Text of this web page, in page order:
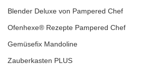
Blender Deluxe von Pampered Chef
Ofenhexe® Rezepte Pampered Chef
Gemüsefix Mandoline
Zauberkasten PLUS